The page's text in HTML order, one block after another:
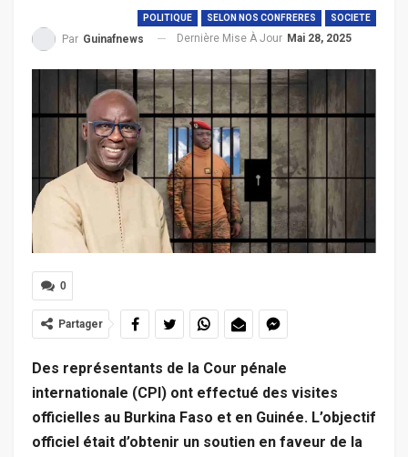
POLITIQUE SELON NOS CONFRERES SOCIETE
Par Guinafnews Dernière Mise À Jour Mai 28, 2025
0
Partager
Des représentants de la Cour pénale
internationale (CPI) ont effectué des visites
officielles au Burkina Faso et en Guinée. L’objectif
officiel était d’obtenir un soutien en faveur de la